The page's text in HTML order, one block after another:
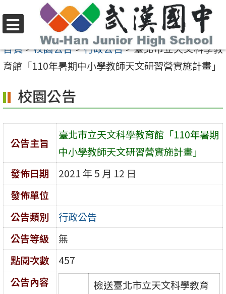
至
要
容
區
選
單
首頁>校園公告>行政公告>臺北市立天文科學教
育館「110年暑期中小學教師天文研習營實施計畫」
校園公告
公告主旨
臺北市立天文科學教育館「110年暑期
中小學教師天文研習營實施計畫」
發佈日期
2021 年 5 月 12 日
發佈單位
公告類別
行政公告
公告等級
無
點閱次數
457
公告內容
檢送臺北市立天文科學教育